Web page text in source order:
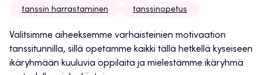
tanssin harrastaminen
tanssinopetus
Valitsimme aiheeksemme varhaisteinien motivaation
tanssitunnilla, sillä opetamme kaikki tällä hetkellä kyseiseen
ikäryhmään kuuluvia oppilaita ja mielestämme ikäryhmä